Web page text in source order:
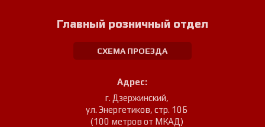
Главный розничный отдел
СХЕМА ПРОЕЗДА
Адрес:
г. Дзержинский,
ул. Энергетиков, стр. 10Б
(100 метров от МКАД)